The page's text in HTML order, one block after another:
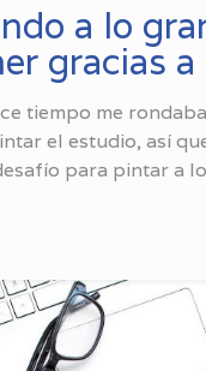
a lo
gracias
tiempo me
el estudio, así
para pintar a